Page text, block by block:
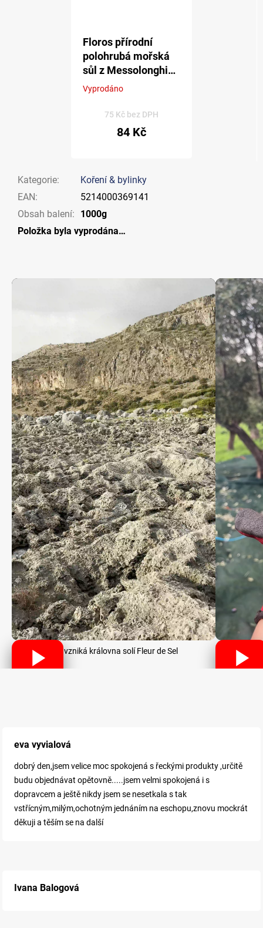
Floros přírodní
polohrubá mořská
sůl z Messolonghi
800 g
Průměrné
produktu
Vyprodáno
75 Kč bez DPH
84 Kč
Kategorie:
Koření & bylinky
EAN:
5214000369141
Obsah balení:
1000g
Položka byla vyprodána…
Jak vzniká královna solí Fleur de Sel
eva vyvialová
dobrý den,jsem velice moc spokojená s řeckými produkty ,určitě
budu objednávat opětovně.....jsem velmi spokojená i s
dopravcem a ještě nikdy jsem se nesetkala s tak
vstřícným,milým,ochotným jednáním na eschopu,znovu mockrát
děkuji a těším se na další
Ivana Balogová